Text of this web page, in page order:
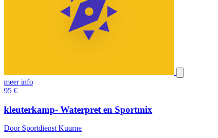
meer info
95 €
kleuterkamp- Waterpret en Sportmix
Door Sportdienst Kuurne